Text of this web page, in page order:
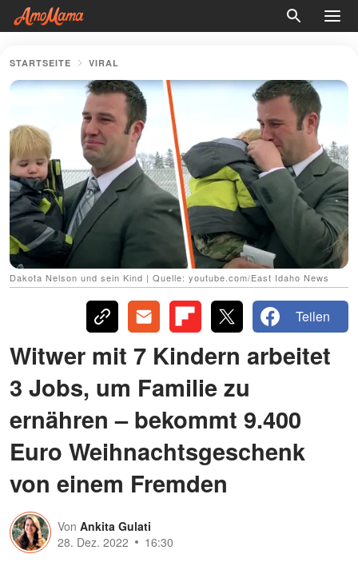
STARTSEITE VIRAL
Dakota Nelson und sein Kind | Quelle: youtube.com/East Idaho News
Teilen
Witwer mit 7 Kindern arbeitet
3 Jobs, um Familie zu
ernähren – bekommt 9.400
Euro Weihnachtsgeschenk
von einem Fremden
Von Ankita Gulati
28. Dez. 2022
16:30